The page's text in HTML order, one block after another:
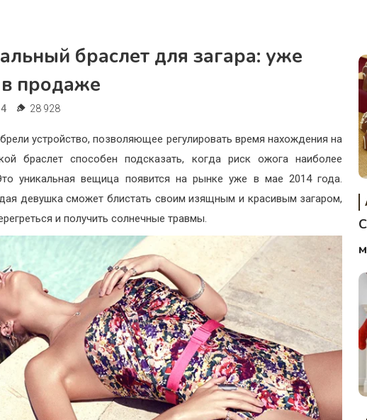
браслет для загара: уже
продаже
28 928
устройство, позволяющее регулировать время нахождения на
браслет способен подсказать, когда риск ожога наиболее
уникальная вещица появится на рынке уже в мае 2014 года.
девушка сможет блистать своим изящным и красивым загаром,
и получить солнечные травмы.